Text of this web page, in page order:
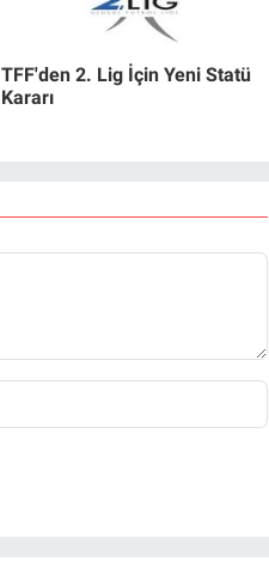
TFF'den 2. Lig İçin Yeni Statü
Kararı